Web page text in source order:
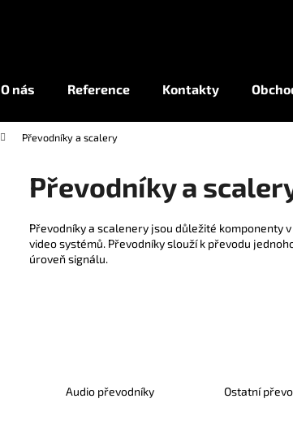
O nás Reference Kontakty
Převodníky a scalery
Převodníky a
Převodníky a scalenery jsou důležité komponenty
video systémů. Převodníky slouží k převodu
úroveň signálu.
Audio převodníky Ostatní
Co potřebujete najít?